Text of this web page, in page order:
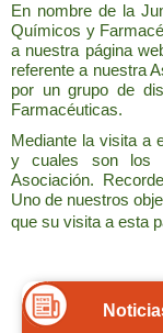
En nombre de la
Químicos y
a nuestra página
referente a nuestra
por un grupo de
Farmacéuticas.
Mediante la visita a
y cuales son los
Asociación.
Uno de nuestros
que su visita a esta